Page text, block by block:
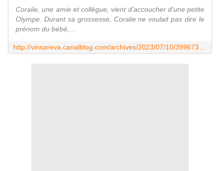
Coralie, une amie et collègue, vient d'accoucher d'une petite
Olympe. Durant sa grossesse, Coralie ne voulait pas dire le
prénom du bébé,...